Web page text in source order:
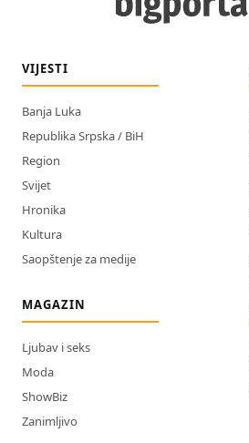
VIJESTI
Banja Luka
Republika Srpska / BiH
Region
Svijet
Hronika
Kultura
Saopštenje za medije
MAGAZIN
Ljubav i seks
Moda
ShowBiz
Zanimljivo